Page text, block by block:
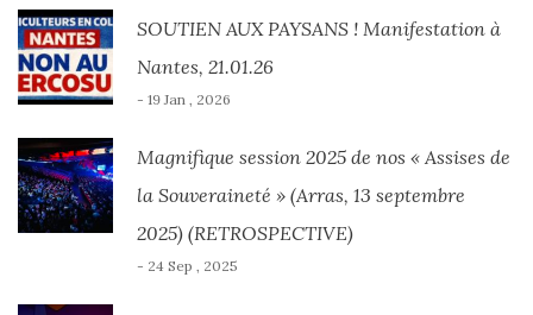
SOUTIEN AUX PAYSANS ! Manifestation à
Nantes, 21.01.26
- 19 Jan , 2026
Magnifique session 2025 de nos « Assises de
la Souveraineté » (Arras, 13 septembre
2025) (RETROSPECTIVE)
- 24 Sep , 2025